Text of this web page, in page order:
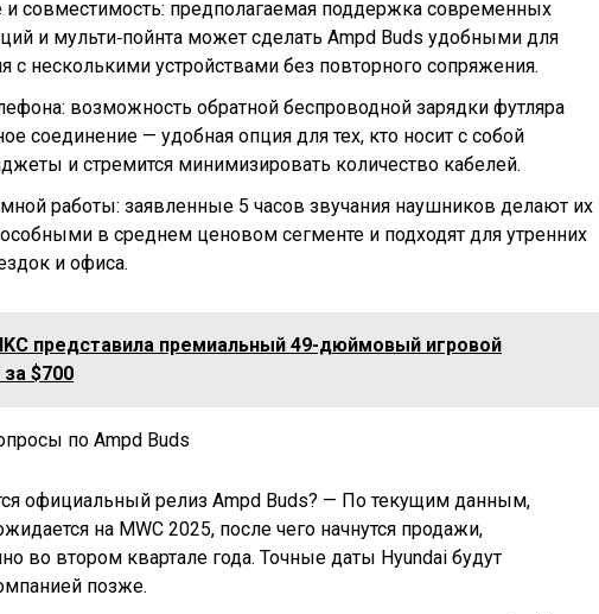
совместимость: предполагаемая поддержка современных
и мульти‑пойнта может сделать Ampd Buds удобными для
с несколькими устройствами без повторного сопряжения.
возможность обратной беспроводной зарядки футляра
соединение — удобная опция для тех, кто носит с собой
и стремится минимизировать количество кабелей.
работы: заявленные 5 часов звучания наушников делают их
в среднем ценовом сегменте и подходят для утренних
и офиса.
представила премиальный 49-дюймовый игровой
$700
по Ampd Buds
официальный релиз Ampd Buds? — По текущим данным,
на MWC 2025, после чего начнутся продажи,
во втором квартале года. Точные даты Hyundai будут
позже.